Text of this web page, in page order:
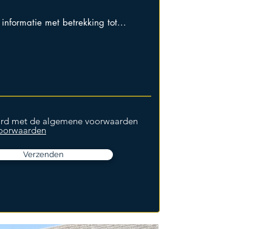
met de algemene voorwaarden
Verzenden